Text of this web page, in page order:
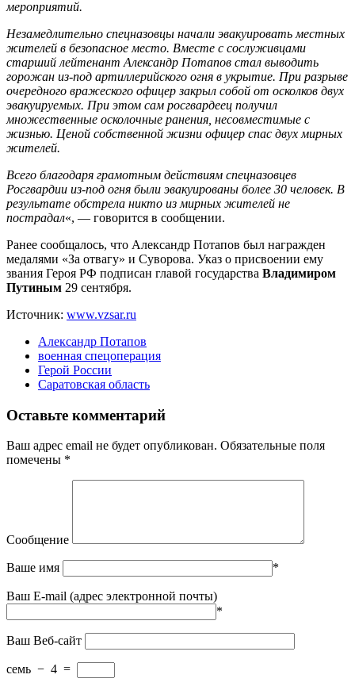
мероприятий.
Незамедлительно спецназовцы начали эвакуировать местных
жителей в безопасное место. Вместе с сослуживцами
старший лейтенант Александр Потапов стал выводить
горожан из-под артиллерийского огня в укрытие. При разрыве
очередного вражеского офицер закрыл собой от осколков двух
эвакуируемых. При этом сам росгвардеец получил
множественные осколочные ранения, несовместимые с
жизнью. Ценой собственной жизни офицер спас двух мирных
жителей.
Всего благодаря грамотным действиям спецназовцев
Росгвардии из-под огня были эвакуированы более 30 человек. В
результате обстрела никто из мирных жителей не
пострадал«, — говорится в сообщении.
Ранее сообщалось, что Александр Потапов был награжден
медалями «За отвагу» и Суворова. Указ о присвоении ему
звания Героя РФ подписан главой государства Владимиром
Путиным 29 сентября.
Источник: www.vzsar.ru
Александр Потапов
военная спецоперация
Герой России
Саратовская область
Оставьте комментарий
Ваш адрес email не будет опубликован. Обязательные поля
помечены *
Сообщение
Ваше имя *
Ваш E-mail (адрес электронной почты)
*
Ваш Веб-сайт
семь − 4 =